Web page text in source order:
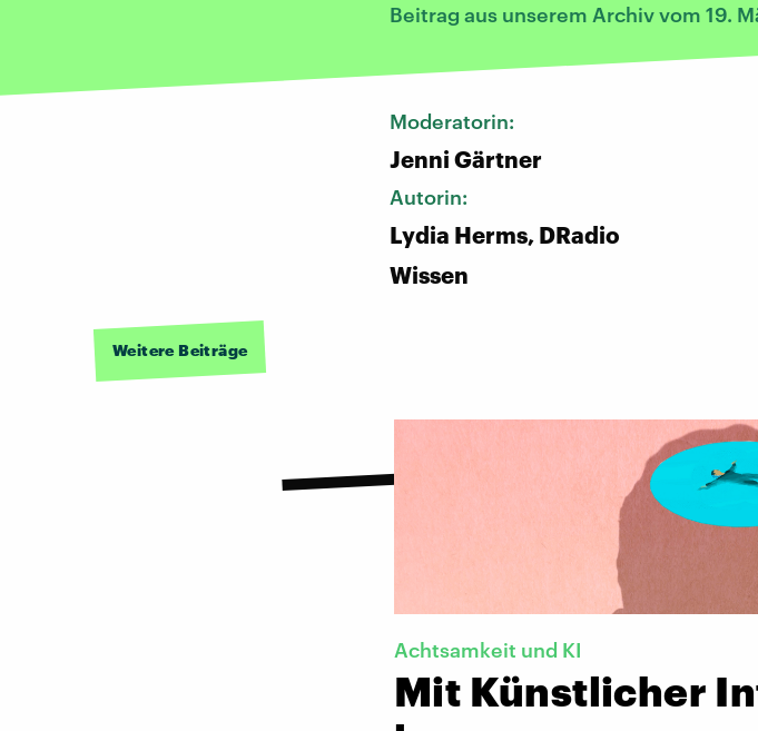
Beitrag aus unserem Archiv vom 19.
Moderatorin:
Jenni Gärtner
Autorin:
Lydia Herms, DRadio
Wissen
Weitere Beiträge
Achtsamkeit und KI
Mit Künstlicher